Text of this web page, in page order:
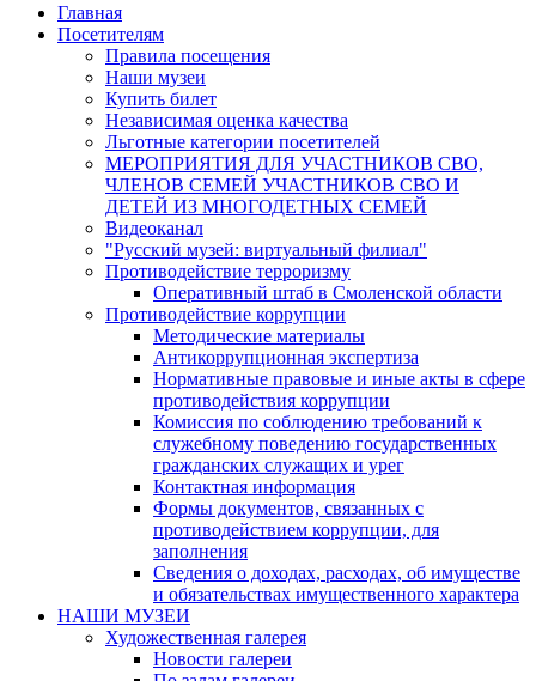
Главная
Посетителям
Правила посещения
Наши музеи
Купить билет
Независимая оценка качества
Льготные категории посетителей
МЕРОПРИЯТИЯ ДЛЯ УЧАСТНИКОВ СВО,
ЧЛЕНОВ СЕМЕЙ УЧАСТНИКОВ СВО И
ДЕТЕЙ ИЗ МНОГОДЕТНЫХ СЕМЕЙ
Видеоканал
"Русский музей: виртуальный филиал"
Противодействие терроризму
Оперативный штаб в Смоленской области
Противодействие коррупции
Методические материалы
Антикоррупционная экспертиза
Нормативные правовые и иные акты в сфере
противодействия коррупции
Комиссия по соблюдению требований к
служебному поведению государственных
гражданских служащих и урег
Контактная информация
Формы документов, связанных с
противодействием коррупции, для
заполнения
Сведения о доходах, расходах, об имуществе
и обязательствах имущественного характера
НАШИ МУЗЕИ
Художественная галерея
Новости галереи